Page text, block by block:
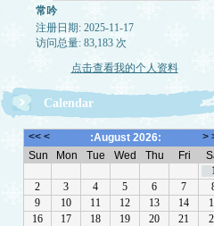
常吟
注册日期: 2025-11-17
访问总量: 83,183 次
点击查看我的个人资料
Calendar